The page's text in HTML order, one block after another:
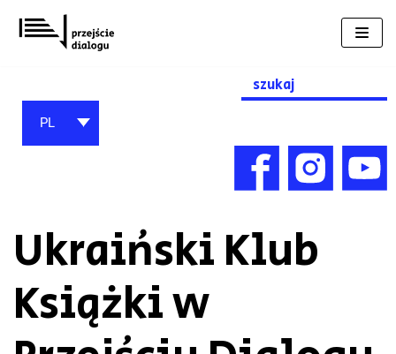
Przejdź
do
Search
for:
PL
Ukraiński Klub
Książki w